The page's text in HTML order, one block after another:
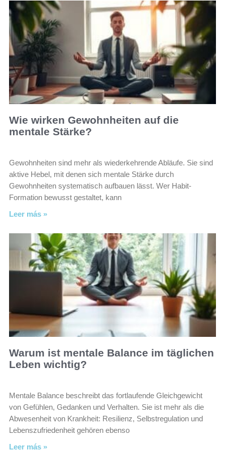
Wie wirken Gewohnheiten auf die
mentale Stärke?
Gewohnheiten sind mehr als wiederkehrende Abläufe. Sie sind
aktive Hebel, mit denen sich mentale Stärke durch
Gewohnheiten systematisch aufbauen lässt. Wer Habit-
Formation bewusst gestaltet, kann
Leer más »
Warum ist mentale Balance im täglichen
Leben wichtig?
Mentale Balance beschreibt das fortlaufende Gleichgewicht
von Gefühlen, Gedanken und Verhalten. Sie ist mehr als die
Abwesenheit von Krankheit: Resilienz, Selbstregulation und
Lebenszufriedenheit gehören ebenso
Leer más »